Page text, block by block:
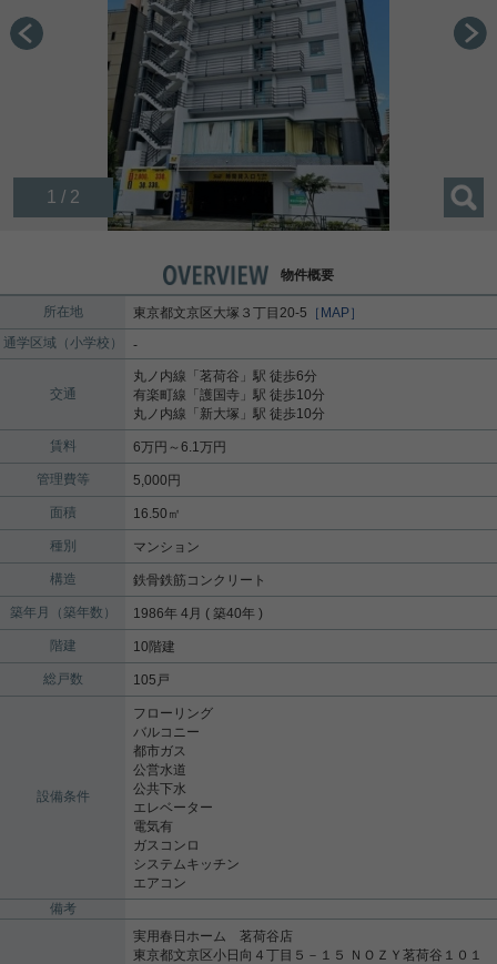
1 / 2
物件概要
所在地 東京都文京区大塚 ３丁目20-5 ［MAP］
通学区域（小学校）
-
交通
丸ノ内線 「茗荷谷 」駅 徒歩6分
有楽町線 「護国寺 」駅 徒歩10分
丸ノ内線 「新大塚 」駅 徒歩10分
賃料 6万円～6.1万円
管理費等 5,000円
面積 16.50㎡
種別 マンション
構造 鉄骨鉄筋コンクリート
築年月（築年数） 1986年 4月 ( 築40年 )
階建 10階建
総戸数 105戸
設備条件
フローリング
バルコニー
都市ガス
公営水道
公共下水
エレベーター
電気有
ガスコンロ
システムキッチン
エアコン
備考
実用春日ホーム 茗荷谷店
東京都文京区小日向４丁目５－１５ ＮＯＺＹ茗荷谷１０１